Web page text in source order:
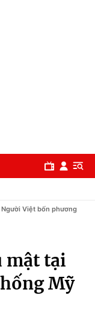
Người Việt bốn phương
mật tại
Mỹ